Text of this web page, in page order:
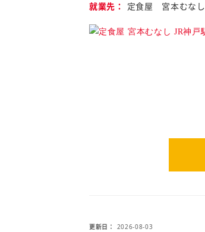
就業先 定食屋 宮本むな
更新日 2026-08-03